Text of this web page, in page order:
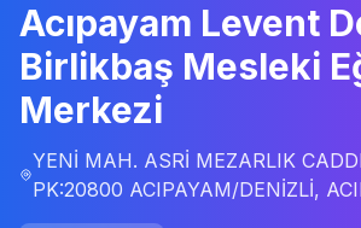
Blog
İletişim
Acıpayam Levent
Birlikbaş Mesleki
Merkezi
YENİ MAH. ASRİ MEZARLIK
PK:20800 ACIPAYAM/DENİZLİ,